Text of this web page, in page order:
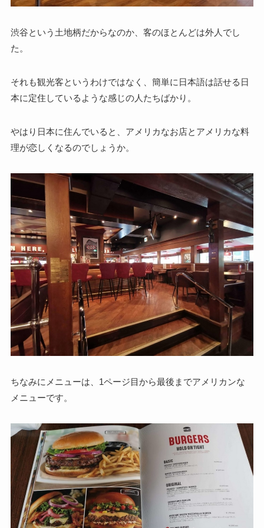
渋谷という土地柄だからなのか、客のほとんどは外人でし
た。
それも観光客というわけではなく、簡単に日本語は話せる日
本に定住しているような感じの人たちばかり。
やはり日本に住んでいると、アメリカなお店とアメリカな料
理が恋しくなるのでしょうか。
ちなみにメニューは、1ページ目から最後までアメリカンな
メニューです。